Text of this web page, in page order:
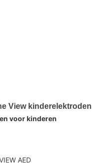
View kinderelektroden
voor kinderen
AED